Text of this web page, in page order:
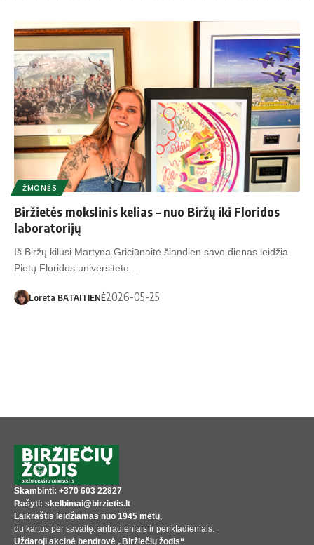
ŽMONĖS
Biržietės mokslinis kelias – nuo Biržų iki Floridos
laboratorijų
Iš Biržų kilusi Martyna Griciūnaitė šiandien savo dienas leidžia
Pietų Floridos universiteto…
Loreta BATAITIENĖ2026-05-25
Skambinti: +370 603 22827
Rašyti: skelbimai@birzietis.lt
Laikraštis leidžiamas nuo 1945 metų,
du kartus per savaitę: antradieniais ir penktadieniais.
Uždaroji akcinė bendrovė „Biržiečių žodis“